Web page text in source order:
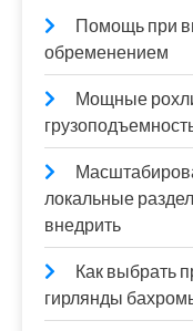
Помощь при
обременением
Мощные
локальные
внедрить
Как выбрать
гирлянды